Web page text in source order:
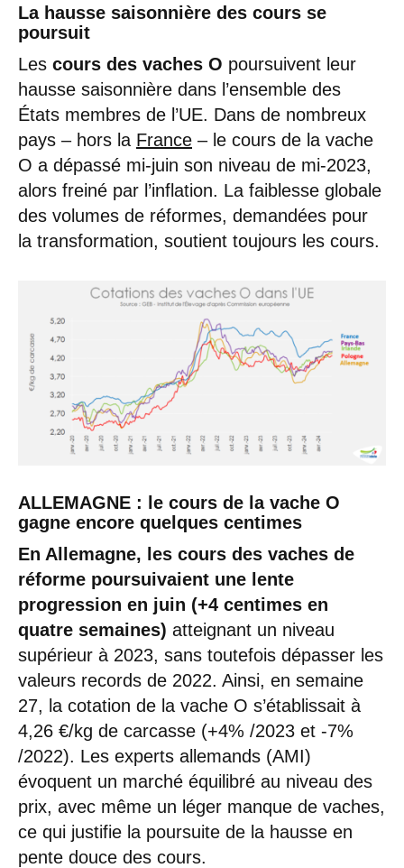
La hausse saisonnière des cours se
poursuit
Les cours des vaches O poursuivent leur
hausse saisonnière dans l’ensemble des
États membres de l’UE. Dans de nombreux
pays – hors la France – le cours de la vache
O a dépassé mi-juin son niveau de mi-2023,
alors freiné par l’inflation. La faiblesse globale
des volumes de réformes, demandées pour
la transformation, soutient toujours les cours.
ALLEMAGNE : le cours de la vache O
gagne encore quelques centimes
En Allemagne, les cours des vaches de
réforme poursuivaient une lente
progression en juin (+4 centimes en
quatre semaines) atteignant un niveau
supérieur à 2023, sans toutefois dépasser les
valeurs records de 2022. Ainsi, en semaine
27, la cotation de la vache O s’établissait à
4,26 €/kg de carcasse (+4% /2023 et -7%
/2022). Les experts allemands (AMI)
évoquent un marché équilibré au niveau des
prix, avec même un léger manque de vaches,
ce qui justifie la poursuite de la hausse en
pente douce des cours.